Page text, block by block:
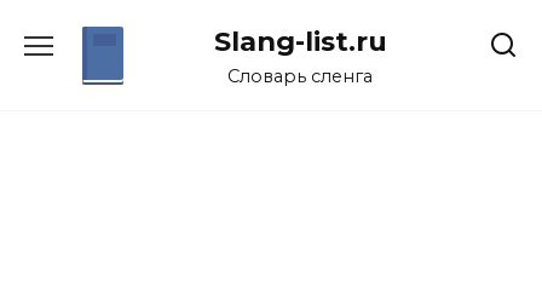
Slang-list.ru
Словарь сленга